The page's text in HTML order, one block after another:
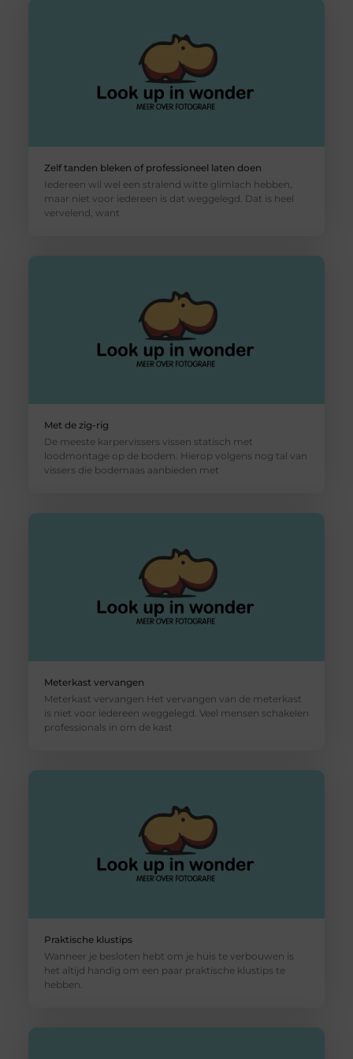
Zelf tanden bleken of professioneel laten doen
Iedereen wil wel een stralend witte glimlach hebben,
maar niet voor iedereen is dat weggelegd. Dat is heel
vervelend, want
Met de zig-rig
De meeste karpervissers vissen statisch met
loodmontage op de bodem. Hierop volgens nog tal van
vissers die bodemaas aanbieden met
Meterkast vervangen
Meterkast vervangen Het vervangen van de meterkast
is niet voor iedereen weggelegd. Veel mensen schakelen
professionals in om de kast
Praktische klustips
Wanneer je besloten hebt om je huis te verbouwen is
het altijd handig om een paar praktische klustips te
hebben.